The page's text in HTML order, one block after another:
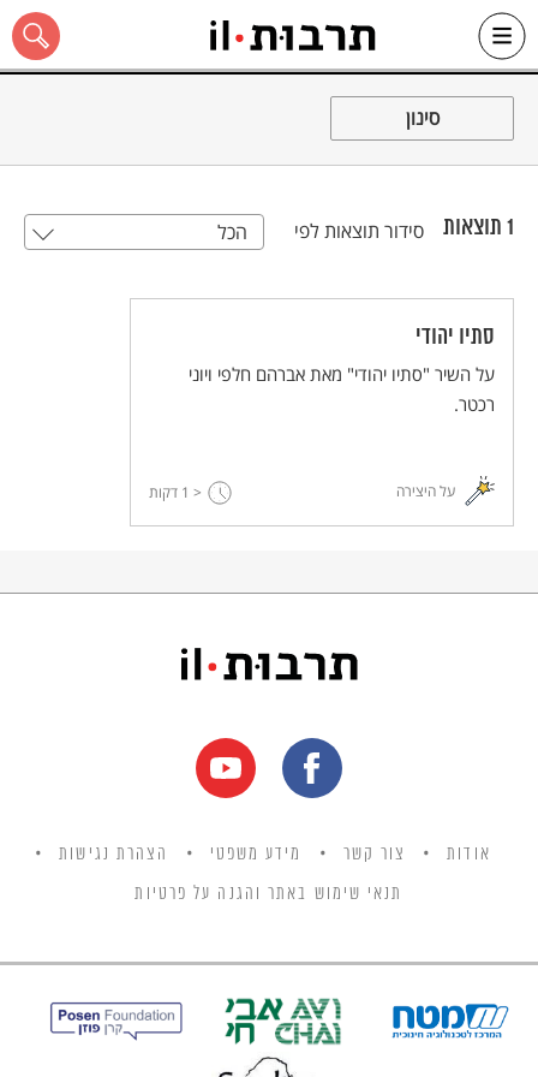
Skip
כל האתר
סינון
1 תוצאות סידור תוצאות לפי הכל
סתיו יהודי
על השיר "סתיו יהודי" מאת אברהם חלפי ויוני
רכטר.
על היצירה < 1 דקות
אודות צור קשר מידע משפטי הצהרת נגישות
תנאי שימוש באתר והגנה על פרטיות